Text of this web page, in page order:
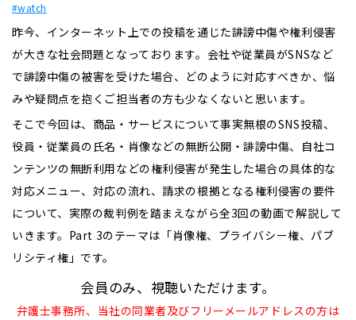
#watch
昨今、インターネット上での投稿を通じた誹謗中傷や権利侵害
が大きな社会問題となっております。会社や従業員がSNSなど
で誹謗中傷の被害を受けた場合、どのように対応すべきか、悩
みや疑問点を抱くご担当者の方も少なくないと思います。
そこで今回は、商品・サービスについて事実無根のSNS投稿、
役員・従業員の氏名・肖像などの無断公開・誹謗中傷、自社コ
ンテンツの無断利用などの権利侵害が発生した場合の具体的な
対応メニュー、対応の流れ、請求の根拠となる権利侵害の要件
について、実際の裁判例を踏まえながら全3回の動画で解説して
いきます。Part 3のテーマは「肖像権、プライバシー権、パブ
リシティ権」です。
会員のみ、視聴いただけます。
弁護士事務所、当社の同業者及びフリーメールアドレスの方は